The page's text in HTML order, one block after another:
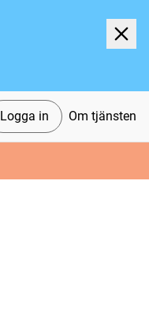
Logga in Om tjänsten